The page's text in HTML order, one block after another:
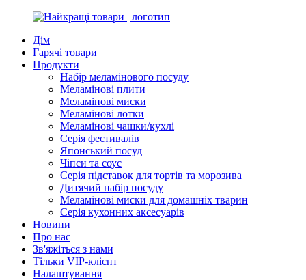
Дім
Гарячі товари
Продукти
Набір меламінового посуду
Меламінові плити
Меламінові миски
Меламінові лотки
Меламінові чашки/кухлі
Серія фестивалів
Японський посуд
Чіпси та соус
Серія підставок для тортів та морозива
Дитячий набір посуду
Меламінові миски для домашніх тварин
Серія кухонних аксесуарів
Новини
Про нас
Зв'яжіться з нами
Тільки VIP-клієнт
Налаштування